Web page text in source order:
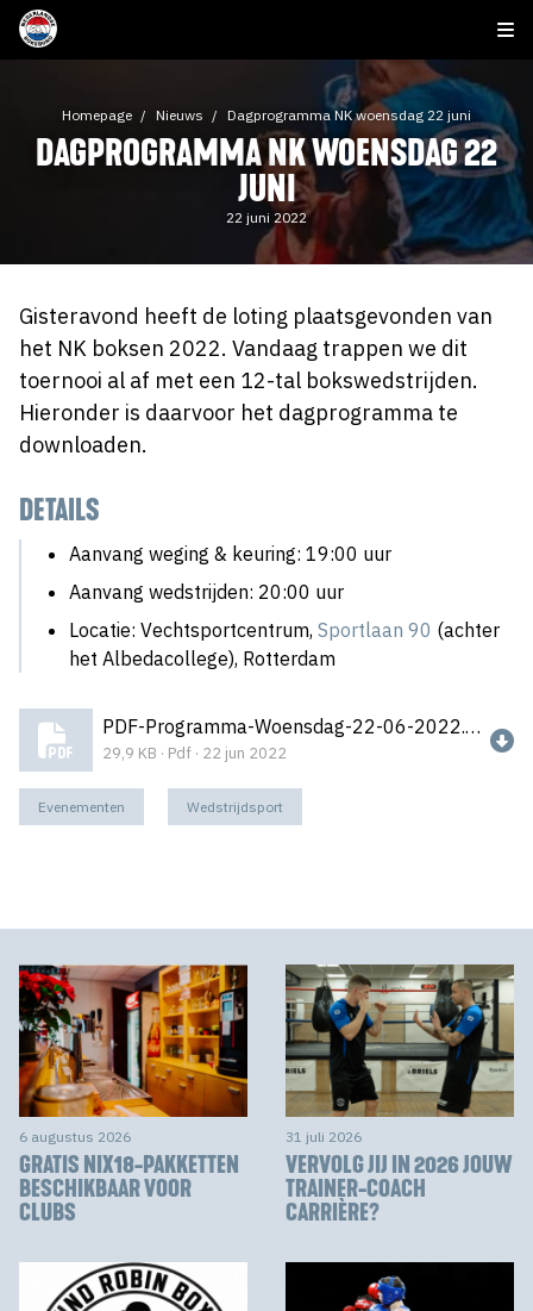
Homepage Nieuws Dagprogramma NK woensdag 22 juni
DAGPROGRAMMA NK WOENSDAG 22
JUNI
22 juni 2022
Gisteravond heeft de loting plaatsgevonden van
het NK boksen 2022. Vandaag trappen we dit
toernooi al af met een 12-tal bokswedstrijden.
Hieronder is daarvoor het dagprogramma te
downloaden.
DETAILS
Aanvang weging & keuring: 19:00 uur
Aanvang wedstrijden: 20:00 uur
Locatie: Vechtsportcentrum, Sportlaan 90 (achter
het Albedacollege), Rotterdam
PDF-Programma-Woensdag-22-06-2022.pdf
29,9 KB · Pdf · 22 jun 2022
Evenementen Wedstrijdsport
6 augustus 2026
GRATIS NIX18-PAKKETTEN
BESCHIKBAAR VOOR
CLUBS
31 juli 2026
VERVOLG JIJ IN 2026 JOUW
TRAINER-COACH
CARRIÈRE?